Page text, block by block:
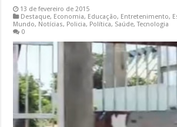
13 de fevereiro de 2015
Destaque, Economia, Educação, Entretenimento,
Mundo, Notícias, Policia, Política, Saúde,Tecnologia
0